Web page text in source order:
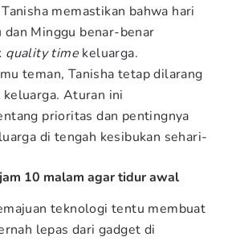
memastikan bahwa hari
dan Minggu benar-benar
quality time keluarga.
teman, Tanisha tetap dilarang
Aturan ini
prioritas dan pentingnya
di tengah kesibukan sehari-
10 malam agar tidur awal
teknologi tentu membuat
lepas dari gadget di